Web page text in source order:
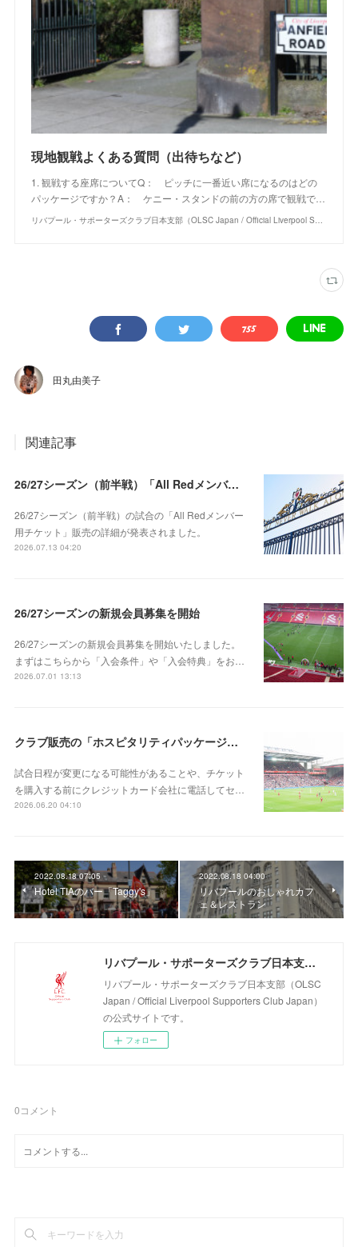
現地観戦よくある質問（出待ちなど）
1. 観戦する座席についてQ： ピッチに一番近い席になるのはどの
パッケージですか？A： ケニー・スタンドの前の方の席で観戦で…
リバプール・サポーターズクラブ日本支部（OLSC Japan / Official Liverpool Supporters Club Japan）
田丸由美子
関連記事
26/27シーズン（前半戦）「All Redメンバー用チケット」販売前の抽選登録について
26/27シーズン（前半戦）の試合の「All Redメンバー
用チケット」販売の詳細が発表されました。
2026.07.13 04:20
26/27シーズンの新規会員募集を開始
26/27シーズンの新規会員募集を開始いたしました。
まずはこちらから「入会条件」や「入会特典」をお…
2026.07.01 13:13
クラブ販売の「ホスピタリティパッケージ」を買おう
試合日程が変更になる可能性があることや、チケット
を購入する前にクレジットカード会社に電話してセ…
2026.06.20 04:10
2022.08.18 07:05
Hotel TIAのバー「Taggy's」
2022.08.18 04:00
リバプールのおしゃれカフ
ェ＆レストラン
リバプール・サポーターズクラブ日本支部（OLSC Japan / Official Liverpool Supporters Club Japan）
リバプール・サポーターズクラブ日本支部（OLSC
Japan / Official Liverpool Supporters Club Japan）
の公式サイトです。
フォロー
0コメント